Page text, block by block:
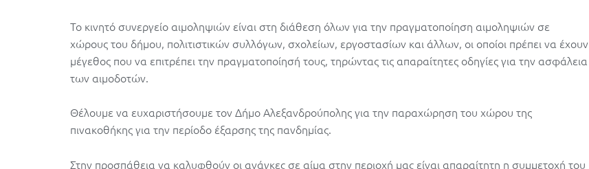
Το κινητό συνεργείο αιμοληψιών είναι στη διάθεση όλων για την πραγματοποίηση αιμοληψιών σε
χώρους του δήμου, πολιτιστικών συλλόγων, σχολείων, εργοστασίων και άλλων, οι οποίοι πρέπει να έχουν
μέγεθος που να επιτρέπει την πραγματοποίησή τους, τηρώντας τις απαραίτητες οδηγίες για την ασφάλεια
των αιμοδοτών.
Θέλουμε να ευχαριστήσουμε τον Δήμο Αλεξανδρούπολης για την παραχώρηση του χώρου της
πινακοθήκης για την περίοδο έξαρσης της πανδημίας.
Στην προσπάθεια να καλυφθούν οι ανάγκες σε αίμα στην περιοχή μας είναι απαραίτητη η συμμετοχή του